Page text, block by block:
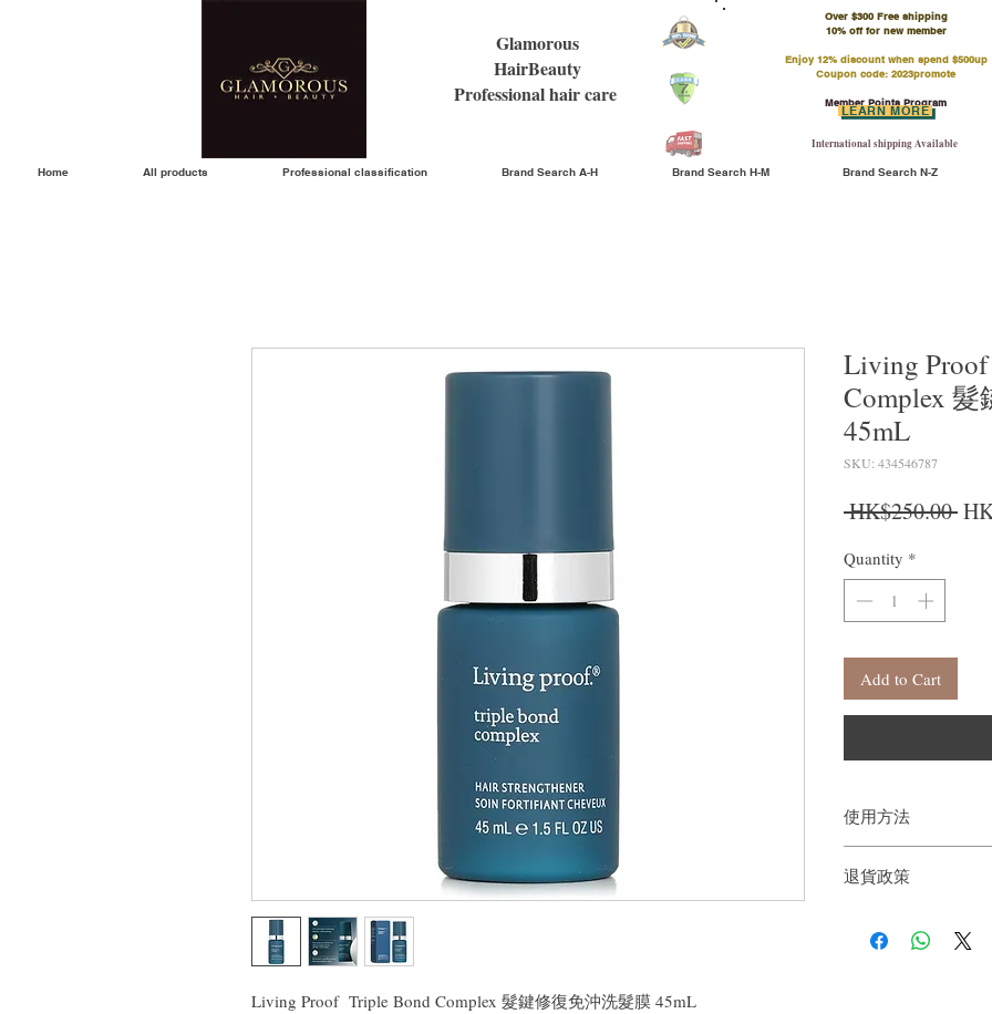
Glamorous
HairBeauty
Professional hair care
Over $300 Free shipping
​10% off for new member
Enjoy 12% discount when spend $500up
Coupon code: 2023promote
Member Points Program
International shipping Available
LEARN MORE
Home All products Professional classification Brand Search A-H Brand Search H-M Brand Search N-Z
Living Proof Triple Bond Complex 髮鍵修復免沖洗髮膜 45mL
Living
Complex
45mL
SKU: 434546787
HK$250.00
Quantity *
Add to Cart
使用方法
然後按壓2泵，取適量
為達到最佳效果，請
退貨政策
戶。首先，您需要在